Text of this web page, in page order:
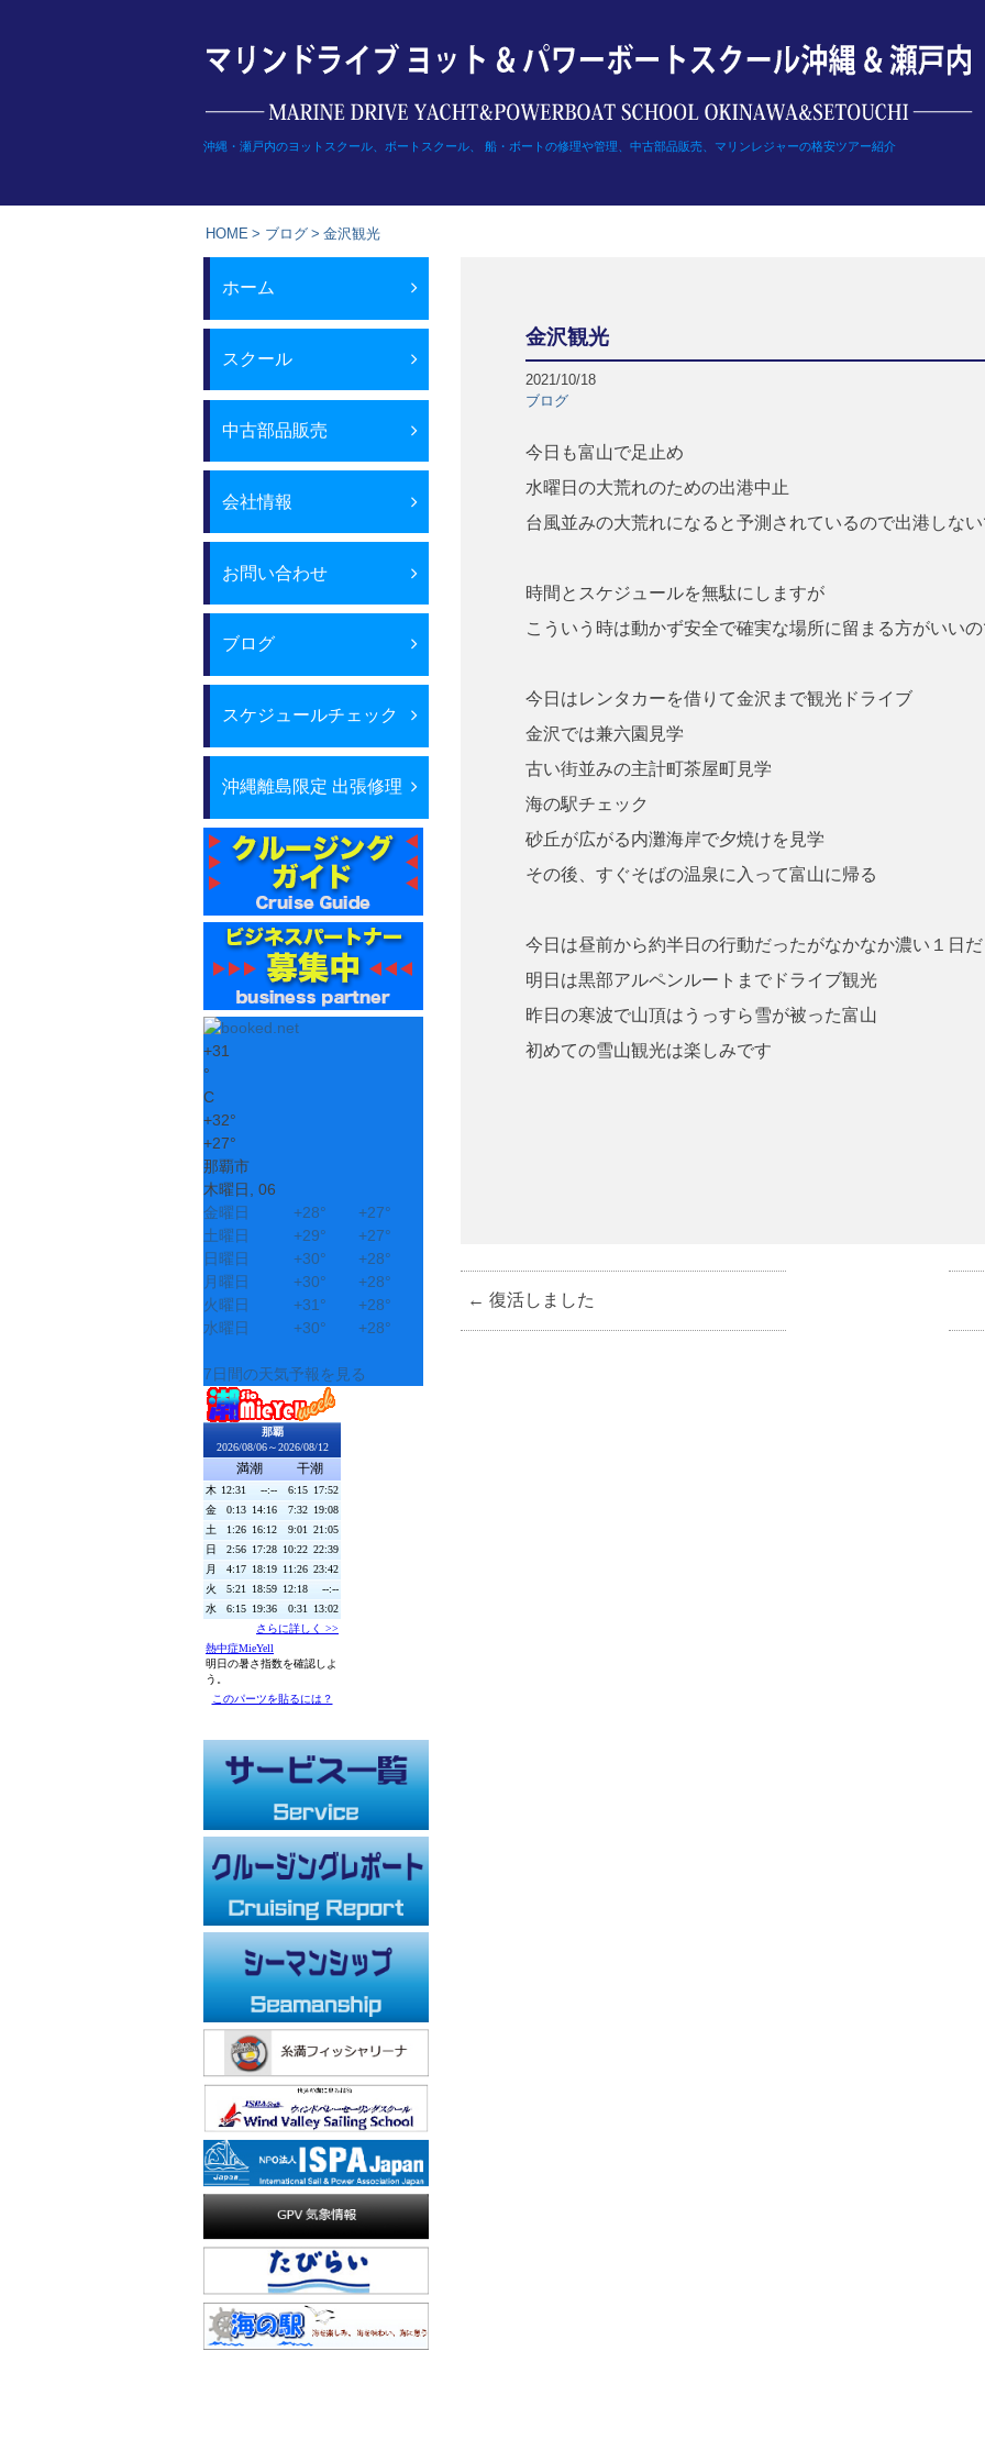
沖縄・瀬戸内のヨットスクール、ボートスクール、 船・ボートの修理や管理、中古部品販売、マリンレジャーの格安ツアー紹介
HOME > ブログ > 金沢観光
金沢観光
2021/10/18
ブログ
今日も富山で足止め
水曜日の大荒れのための出港中止
台風並みの大荒れになると予測されているので出港しな
時間とスケジュールを無駄にしますが
こういう時は動かず安全で確実な場所に留まる方がいい
今日はレンタカーを借りて金沢まで観光ドライブ
金沢では兼六園見学
古い街並みの主計町茶屋町見学
海の駅チェック
砂丘が広がる内灘海岸で夕焼けを見学
その後、すぐそばの温泉に入って富山に帰る
今日は昼前から約半日の行動だったがなかなか濃い１日だ
明日は黒部アルペンルートまでドライブ観光
昨日の寒波で山頂はうっすら雪が被った富山
初めての雪山観光は楽しみです
← 復活しました
ホーム
スクール
中古部品販売
会社情報
お問い合わせ
ブログ
スケジュールチェック
沖縄離島限定 出張修理
+31
°
C
+32°
+27°
那覇市
木曜日, 06
金曜日
+28° +27°
土曜日
+29° +27°
日曜日
+30° +28°
月曜日
+30° +28°
火曜日
+31° +28°
水曜日
+30° +28°
7日間の天気予報を見る